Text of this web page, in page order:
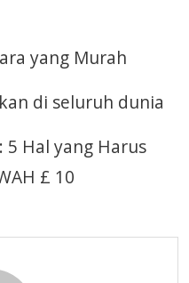
yang Murah
di seluruh dunia
Hal yang Harus
£ 10